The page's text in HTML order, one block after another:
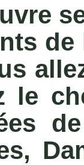
de
le